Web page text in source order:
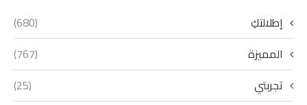
إطلالتكِ
(680)
المميزة
(767)
تجربتي
(25)